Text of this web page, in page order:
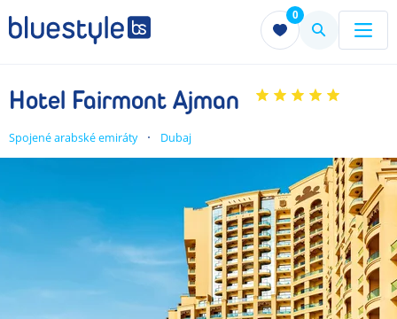
0
Menu Menu
Hotel Fairmont Ajman
Spojené arabské emiráty Dubaj